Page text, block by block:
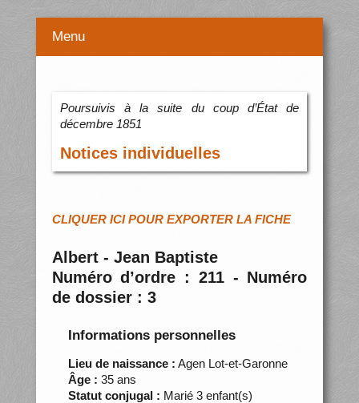
Menu
Poursuivis à la suite du coup d’État de
décembre 1851
Notices individuelles
CLIQUER ICI POUR EXPORTER LA FICHE
Albert - Jean Baptiste
Numéro d’ordre : 211 - Numéro
de dossier : 3
Informations personnelles
Lieu de naissance : Agen Lot-et-Garonne
Âge : 35 ans
Statut conjugal : Marié 3 enfant(s)